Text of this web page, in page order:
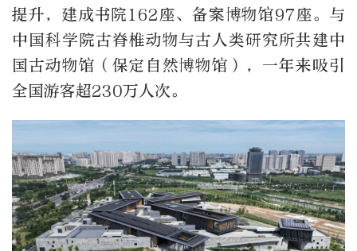
提升，建成书院162座、备案博物馆97座。与
中国科学院古脊椎动物与古人类研究所共建中
国古动物馆（保定自然博物馆），一年来吸引
全国游客超230万人次。